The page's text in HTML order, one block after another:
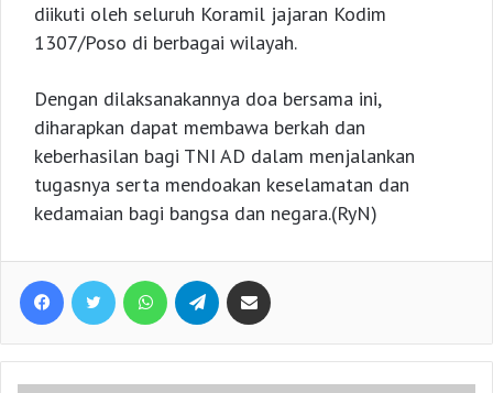
diikuti oleh seluruh Koramil jajaran Kodim
1307/Poso di berbagai wilayah.
Dengan dilaksanakannya doa bersama ini,
diharapkan dapat membawa berkah dan
keberhasilan bagi TNI AD dalam menjalankan
tugasnya serta mendoakan keselamatan dan
kedamaian bagi bangsa dan negara.(RyN)
Facebook Twitter WhatsApp Telegram